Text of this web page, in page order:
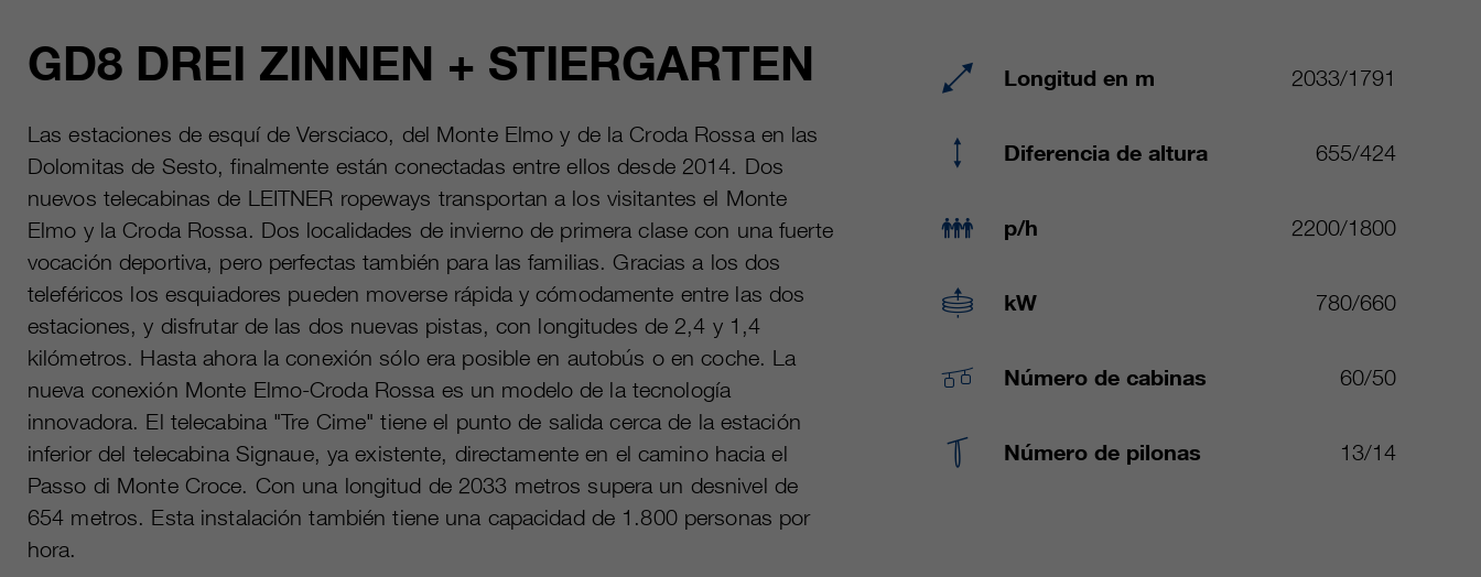
GD8 DREI ZINNEN + STIERGARTEN
Las estaciones de esquí de Versciaco, del Monte Elmo y de la Croda Rossa en las
Dolomitas de Sesto, finalmente están conectadas entre ellos desde 2014. Dos
nuevos telecabinas de LEITNER ropeways transportan a los visitantes el Monte
Elmo y la Croda Rossa. Dos localidades de invierno de primera clase con una fuerte
vocación deportiva, pero perfectas también para las familias. Gracias a los dos
teleféricos los esquiadores pueden moverse rápida y cómodamente entre las dos
estaciones, y disfrutar de las dos nuevas pistas, con longitudes de 2,4 y 1,4
kilómetros. Hasta ahora la conexión sólo era posible en autobús o en coche. La
nueva conexión Monte Elmo-Croda Rossa es un modelo de la tecnología
innovadora. El telecabina "Tre Cime" tiene el punto de salida cerca de la estación
inferior del telecabina Signaue, ya existente, directamente en el camino hacia el
Passo di Monte Croce. Con una longitud de 2033 metros supera un desnivel de
654 metros. Esta instalación también tiene una capacidad de 1.800 personas por
hora.
Longitud en m 2033/1791
Diferencia de altura 655/424
p/h 2200/1800
kW 780/660
Número de cabinas 60/50
Número de pilonas 13/14
Name cookie_optin
duración 30 días
fin
Guarda la configuración de la cookie
proveedor Google Analytics
Mehrere - variieren zwischen 2 Jahren und 6
fin
Estas cookies son utilizadas por Google
información de uso, incluida información
personal y no personal. Para más información,
consulte la política de privacidad de Google
Analytics en https:/policies.google.com/
privacy. que nos ayudan a mejorar nuestras
aplicaciones y nuestros sitios web. Esta
información también se transmite a nuestros
clientes/ socios.